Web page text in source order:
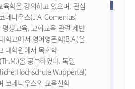
학을 강의하고 있으며, 관심
메니우스(J.A. Comenius)
생교육, 교회교육 관련 제반
학교에서 영어영문학(B.A.)을
대학원에서 목회학
을 공부하였다. 독일
Hochschule Wuppertal)
코메니우스의 교육신학